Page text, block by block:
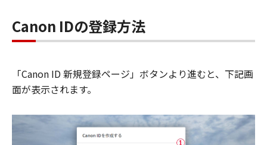
Canon IDの登録方法
「Canon ID 新規登録ページ」ボタンより進むと、下記画
面が表示されます。